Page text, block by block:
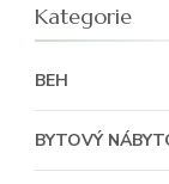
Kategorie
BEH
BYTOVÝ